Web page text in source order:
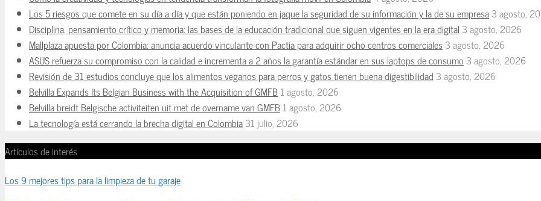
Los 5 riesgos que comete en su día a día y que están poniendo en jaque la seguridad de su información y la de su empresa3 agosto,
Disciplina, pensamiento crítico y memoria: las bases de la educación tradicional que siguen vigentes en la era digital 3 agosto, 2026
Mallplaza apuesta por Colombia: anuncia acuerdo vinculante con Pactia para adquirir ocho centros comerciales3 agosto, 2026
ASUS refuerza su compromiso con la calidad e incrementa a 2 años la garantía estándar en sus laptops de consumo 3 agosto, 2026
Revisión de 31 estudios concluye que los alimentos veganos para perros y gatos tienen buena digestibilidad 3 agosto, 2026
Belvilla Expands Its Belgian Business with the Acquisition of GMFB1 agosto, 2026
Belvilla breidt Belgische activiteiten uit met de overname van GMFB1 agosto, 2026
La tecnología está cerrando la brecha digital en Colombia31 julio, 2026
Artículos de interés
Los 9 mejores tips para la limpieza de tu garaje